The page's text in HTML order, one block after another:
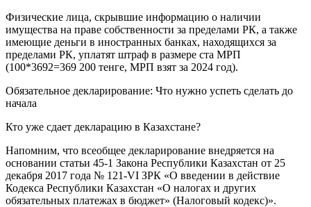
Физические лица, скрывшие информацию о наличии
имущества на праве собственности за пределами РК, а также
имеющие деньги в иностранных банках, находящихся за
пределами РК, уплатят штраф в размере ста МРП
(100*3692=369 200 тенге, МРП взят за 2024 год).
Обязательное декларирование: Что нужно успеть сделать до
начала
Кто уже сдает декларацию в Казахстане?
Напомним, что всеобщее декларирование внедряется на
основании статьи 45-1 Закона Республики Казахстан от 25
декабря 2017 года № 121-VI ЗРК «О введении в действие
Кодекса Республики Казахстан «О налогах и других
обязательных платежах в бюджет» (Налоговый кодекс)».